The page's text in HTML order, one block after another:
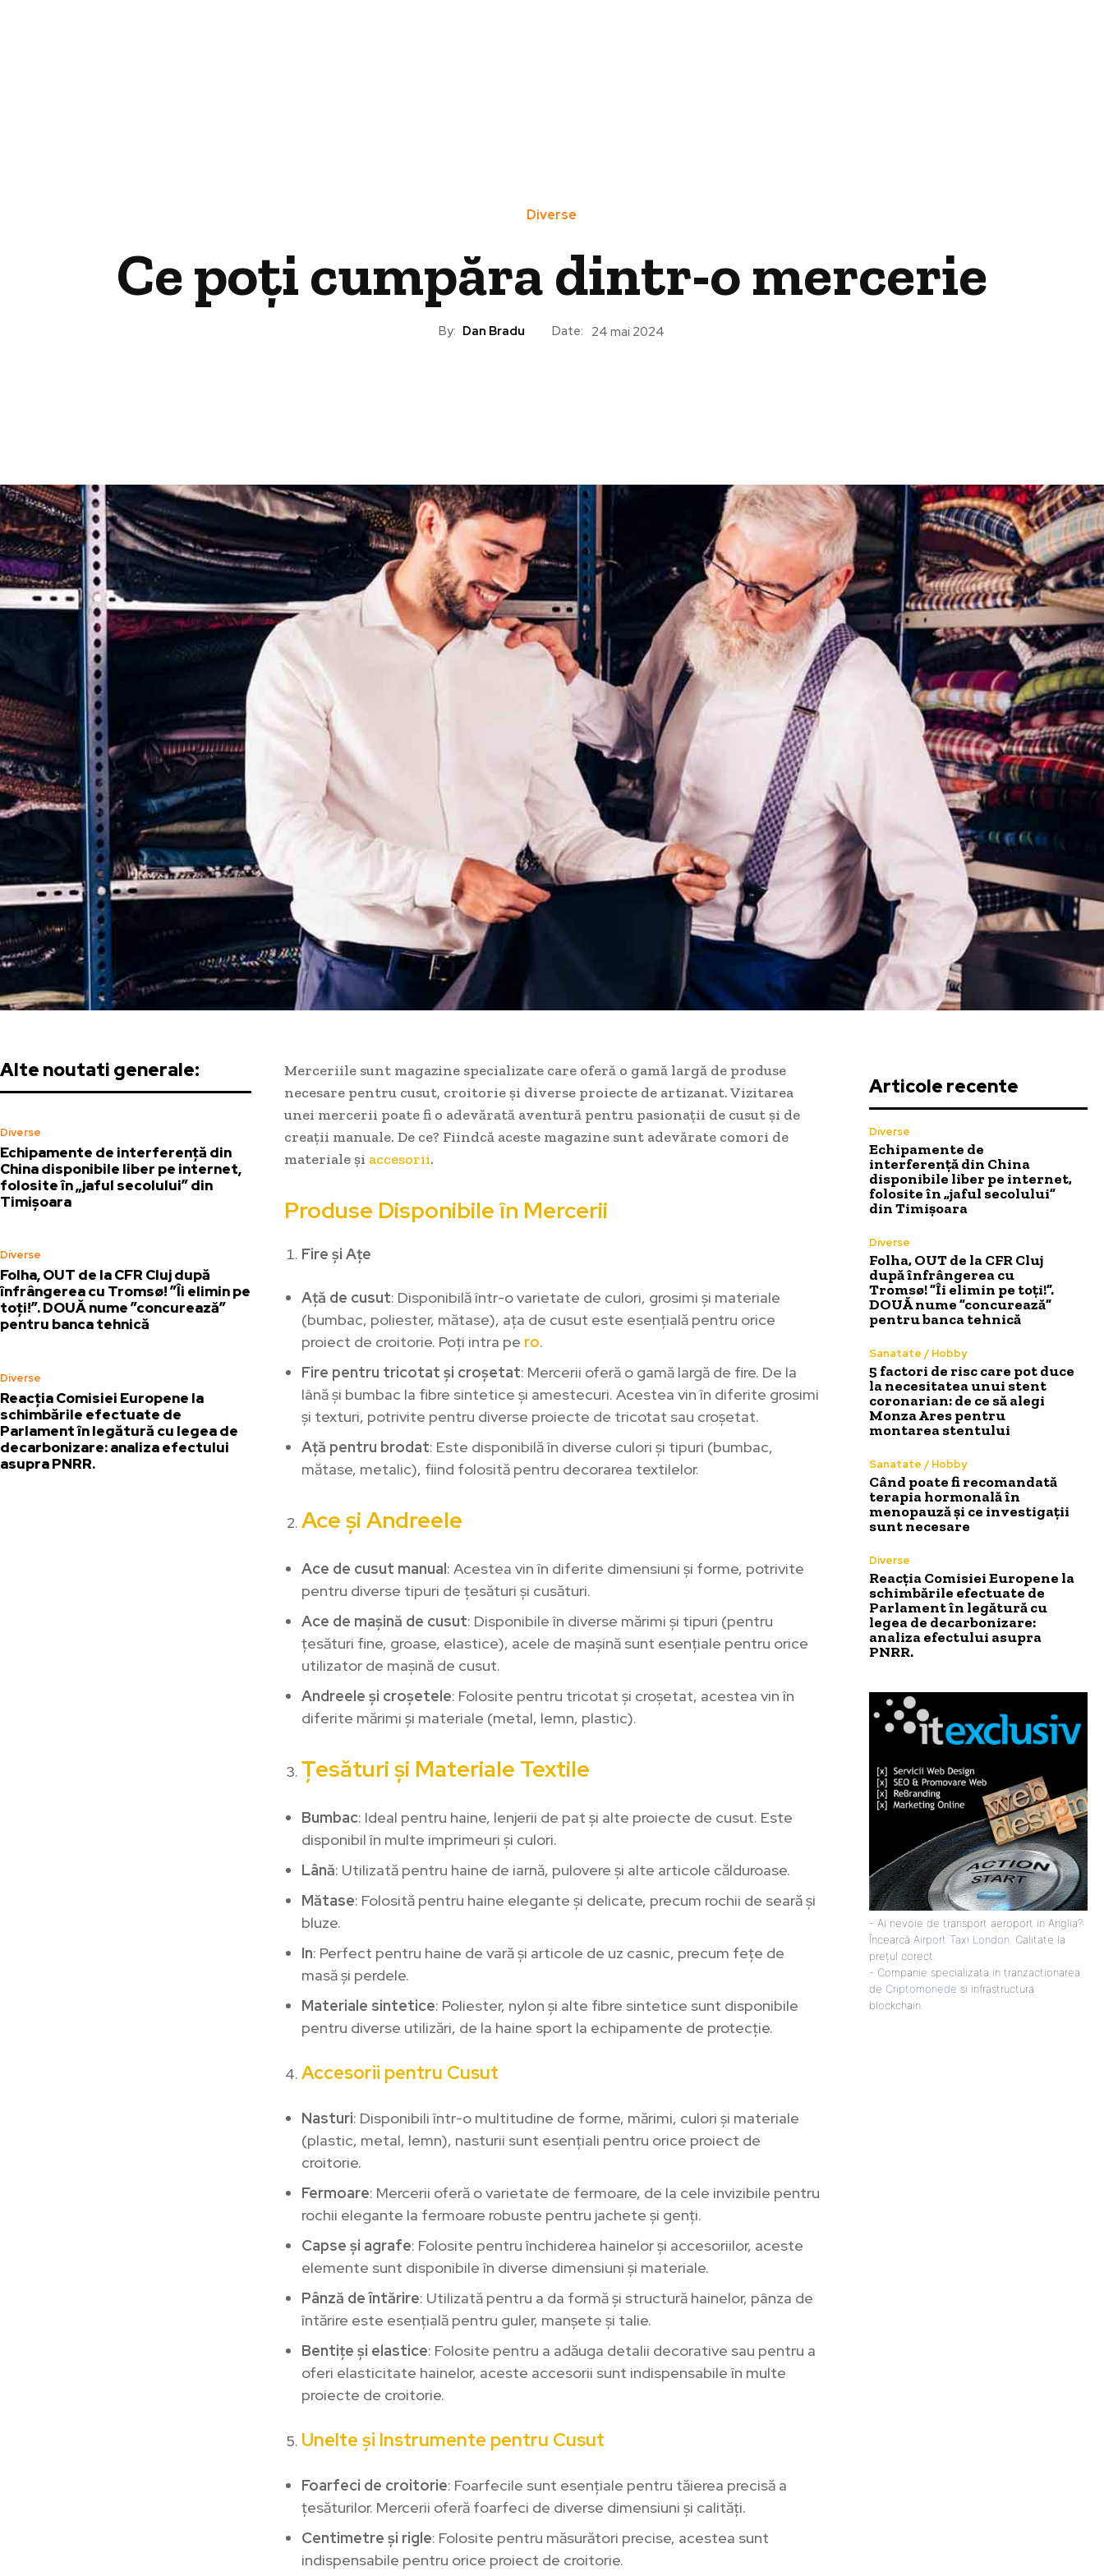
Diverse
Ce poți cumpăra dintr-o mercerie
By: Dan Bradu Date: 24 mai 2024
Alte noutati generale:
Diverse
Echipamente de interferență din
China disponibile liber pe internet,
folosite în „jaful secolului” din
Timișoara
Diverse
Folha, OUT de la CFR Cluj după
înfrângerea cu Tromsø! ”Îi elimin pe
toți!”. DOUĂ nume ”concurează”
pentru banca tehnică
Diverse
Reacția Comisiei Europene la
schimbările efectuate de
Parlament în legătură cu legea de
decarbonizare: analiza efectului
asupra PNRR.
Merceriile sunt magazine specializate care oferă o gamă largă de produse
necesare pentru cusut, croitorie și diverse proiecte de artizanat. Vizitarea
unei mercerii poate fi o adevărată aventură pentru pasionații de cusut și de
creații manuale. De ce? Fiindcă aceste magazine sunt adevărate comori de
materiale și accesorii.
Produse Disponibile în Mercerii
Fire și Ațe
Ață de cusut: Disponibilă într-o varietate de culori, grosimi și materiale
(bumbac, poliester, mătase), ața de cusut este esențială pentru orice
proiect de croitorie. Poți intra pe ro.
Fire pentru tricotat și croșetat: Mercerii oferă o gamă largă de fire. De la
lână și bumbac la fibre sintetice și amestecuri. Acestea vin în diferite grosimi
și texturi, potrivite pentru diverse proiecte de tricotat sau croșetat.
Ață pentru brodat: Este disponibilă în diverse culori și tipuri (bumbac,
mătase, metalic), fiind folosită pentru decorarea textilelor.
Ace și Andreele
Ace de cusut manual: Acestea vin în diferite dimensiuni și forme, potrivite
pentru diverse tipuri de țesături și cusături.
Ace de mașină de cusut: Disponibile în diverse mărimi și tipuri (pentru
țesături fine, groase, elastice), acele de mașină sunt esențiale pentru orice
utilizator de mașină de cusut.
Andreele și croșetele: Folosite pentru tricotat și croșetat, acestea vin în
diferite mărimi și materiale (metal, lemn, plastic).
Țesături și Materiale Textile
Bumbac: Ideal pentru haine, lenjerii de pat și alte proiecte de cusut. Este
disponibil în multe imprimeuri și culori.
Lână: Utilizată pentru haine de iarnă, pulovere și alte articole călduroase.
Mătase: Folosită pentru haine elegante și delicate, precum rochii de seară și
bluze.
In: Perfect pentru haine de vară și articole de uz casnic, precum fețe de
masă și perdele.
Materiale sintetice: Poliester, nylon și alte fibre sintetice sunt disponibile
pentru diverse utilizări, de la haine sport la echipamente de protecție.
Accesorii pentru Cusut
Nasturi: Disponibili într-o multitudine de forme, mărimi, culori și materiale
(plastic, metal, lemn), nasturii sunt esențiali pentru orice proiect de
croitorie.
Fermoare: Mercerii oferă o varietate de fermoare, de la cele invizibile pentru
rochii elegante la fermoare robuste pentru jachete și genți.
Capse și agrafe: Folosite pentru închiderea hainelor și accesoriilor, aceste
elemente sunt disponibile în diverse dimensiuni și materiale.
Pânză de întărire: Utilizată pentru a da formă și structură hainelor, pânza de
întărire este esențială pentru guler, manșete și talie.
Bentițe și elastice: Folosite pentru a adăuga detalii decorative sau pentru a
oferi elasticitate hainelor, aceste accesorii sunt indispensabile în multe
proiecte de croitorie.
Unelte și Instrumente pentru Cusut
Foarfeci de croitorie: Foarfecile sunt esențiale pentru tăierea precisă a
țesăturilor. Mercerii oferă foarfeci de diverse dimensiuni și calități.
Centimetre și rigle: Folosite pentru măsurători precise, acestea sunt
indispensabile pentru orice proiect de croitorie.
Articole recente
Diverse
Echipamente de
interferență din China
disponibile liber pe internet,
folosite în „jaful secolului”
din Timișoara
Diverse
Folha, OUT de la CFR Cluj
după înfrângerea cu
Tromsø! ”Îi elimin pe toți!”.
DOUĂ nume ”concurează”
pentru banca tehnică
Sanatate / Hobby
5 factori de risc care pot duce
la necesitatea unui stent
coronarian: de ce să alegi
Monza Ares pentru
montarea stentului
Sanatate / Hobby
Când poate fi recomandată
terapia hormonală în
menopauză și ce investigații
sunt necesare
Diverse
Reacția Comisiei Europene la
schimbările efectuate de
Parlament în legătură cu
legea de decarbonizare:
analiza efectului asupra
PNRR.
- Ai nevoie de transport aeroport in Anglia?
Încearcă Airport Taxi London . Calitate la
prețul corect.
- Companie specializata in tranzactionarea
de Criptomonede si infrastructura
blockchain.